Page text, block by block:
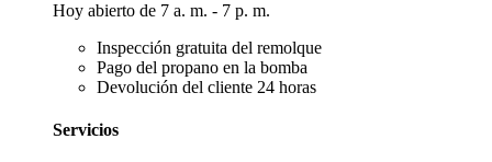
Hoy abierto de 7 a. m. - 7 p. m.
Inspección gratuita del remolque
Pago del propano en la bomba
Devolución del cliente 24 horas
Servicios